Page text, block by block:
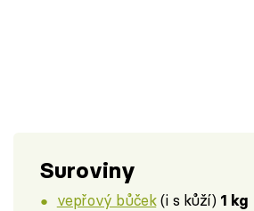
Suroviny
vepřový bůček(i s kůží) 1 kg